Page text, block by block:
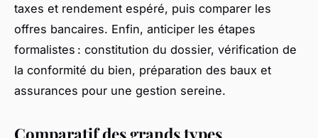
taxes et rendement espéré, puis comparer les
offres bancaires. Enfin, anticiper les étapes
formalistes : constitution du dossier, vérification de
la conformité du bien, préparation des baux et
assurances pour une gestion sereine.
Comparatif des grands types